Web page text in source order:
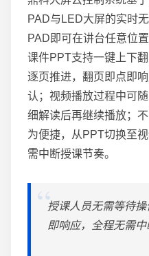
PAD与LED大屏的实时
PAD即可在讲台任意位
课件PPT支持一键上下
逐页推进，翻页即点即
认；视频播放过程中可
细解读后再继续播放；
为便捷，从PPT切换至
需中断授课节奏。
授课人员无需等待
即响应，全程无需中